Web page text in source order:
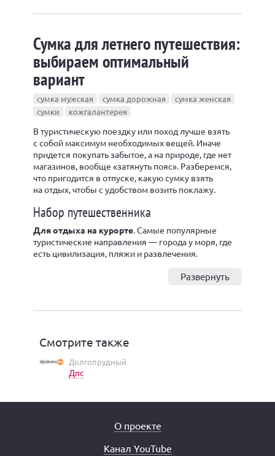
Сумка для летнего путешествия:
выбираем оптимальный
вариант
сумка мужская сумка дорожная
сумка женская
сумки
кожгалантерея
В туристическую поездку или поход лучше взять
с собой максимум необходимых вещей. Иначе
придется покупать забытое, а на природе, где нет
магазинов, вообще «затянуть пояс». Разберемся,
что пригодится в отпуске, какую сумку взять
на отдых, чтобы с удобством возить поклажу.
Набор путешественника
Для отдыха на курорте. Самые популярные
туристические направления — города у моря, где
есть цивилизация, пляжи и развлечения.
Развернуть
Смотрите также
Долгопрудный
Дпс
О проекте
Канал YouTube